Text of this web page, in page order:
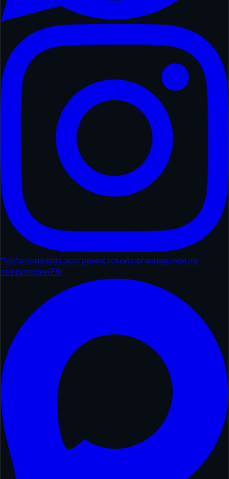
*Meta признана экстремистской организацией на
территории РФ